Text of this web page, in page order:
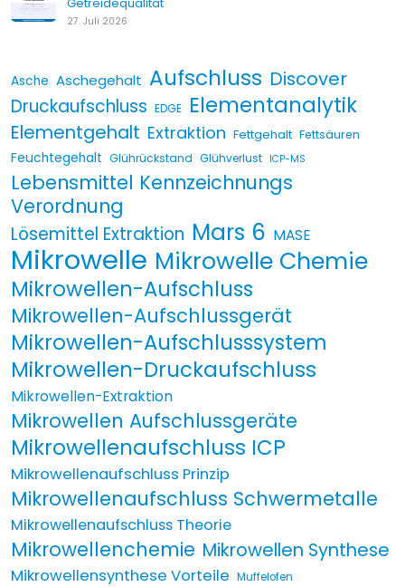
27. Juli 2026
Asche Aschegehalt Aufschluss Discover
Druckaufschluss EDGE Elementanalytik
Elementgehalt Extraktion Fettgehalt Fettsäuren
Feuchtegehalt Glührückstand Glühverlust ICP-MS
Lebensmittel Kennzeichnungs
Verordnung
Lösemittel Extraktion Mars 6 MASE
Mikrowelle Mikrowelle Chemie
Mikrowellen-Aufschluss
Mikrowellen-Aufschlussgerät
Mikrowellen-Aufschlusssystem
Mikrowellen-Druckaufschluss
Mikrowellen-Extraktion
Mikrowellen Aufschlussgeräte
Mikrowellenaufschluss ICP
Mikrowellenaufschluss Prinzip
Mikrowellenaufschluss Schwermetalle
Mikrowellenaufschluss Theorie
Mikrowellenchemie Mikrowellen Synthese
Mikrowellensynthese Vorteile Muffelofen